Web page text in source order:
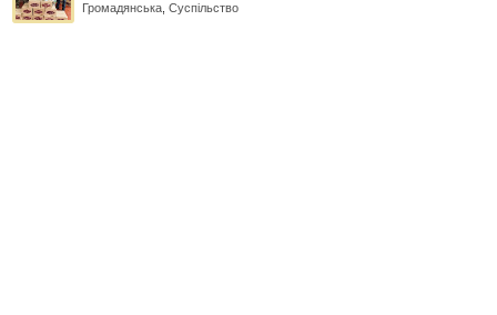
Громадянська,Суспільство